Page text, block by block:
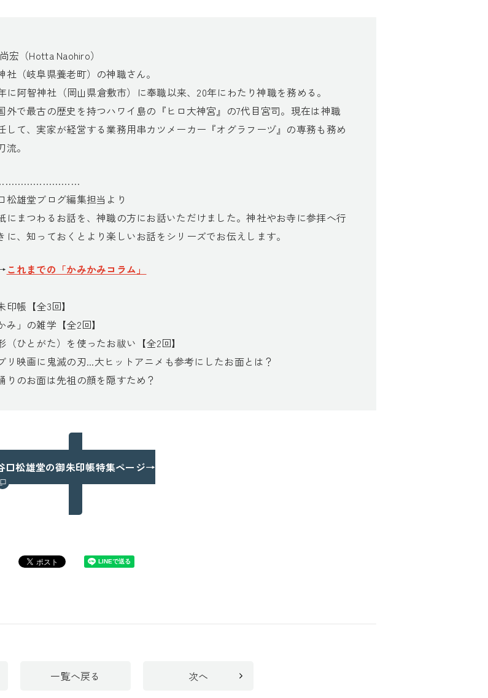
宏（Hotta Naohiro）
社（岐阜県養老町）の神職さん。
に阿智神社（岡山県倉敷市）に奉職以来、20年にわたり神職を務める。
外で最古の歴史を持つハワイ島の『ヒロ大神宮』の7代目宮司。現在は神職
して、実家が経営する業務用串カツメーカー『オグラフーヅ』の専務も務め
流。
松雄堂ブログ編集担当より
にまつわるお話を、神職の方にお話いただけました。神社やお寺に参拝へ行
に、知っておくとより楽しいお話をシリーズでお伝えします。
これまでの「かみかみコラム」
印帳【全3回】
み」の雑学【全2回】
（ひとがた）を使ったお祓い【全2回】
リ映画に鬼滅の刃...大ヒットアニメも参考にしたお面とは？
りのお面は先祖の顔を隠すため？
口松雄堂の御朱印帳特集ページ→
一覧へ戻る 次へ